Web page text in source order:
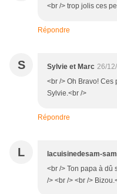
<br /> trop jolis ces
Répondre
S Sylvie et Marc 26/
<br /> Oh Bravo! Ces
Sylvie.<br />
Répondre
L lacuisinedesam-sam
<br /> Ton papa à dû
/> <br /> <br />